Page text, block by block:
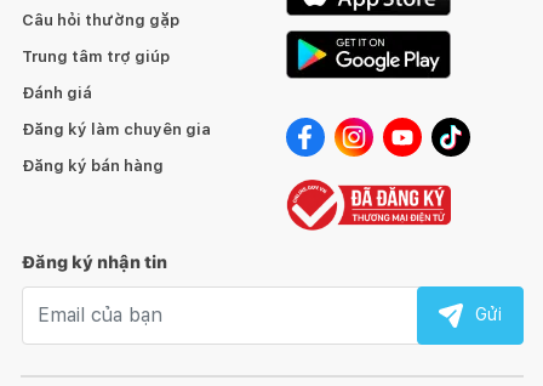
Câu hỏi thường gặp
Trung tâm trợ giúp
Đánh giá
Đăng ký làm chuyên gia
Đăng ký bán hàng
Đăng ký nhận tin
Gửi